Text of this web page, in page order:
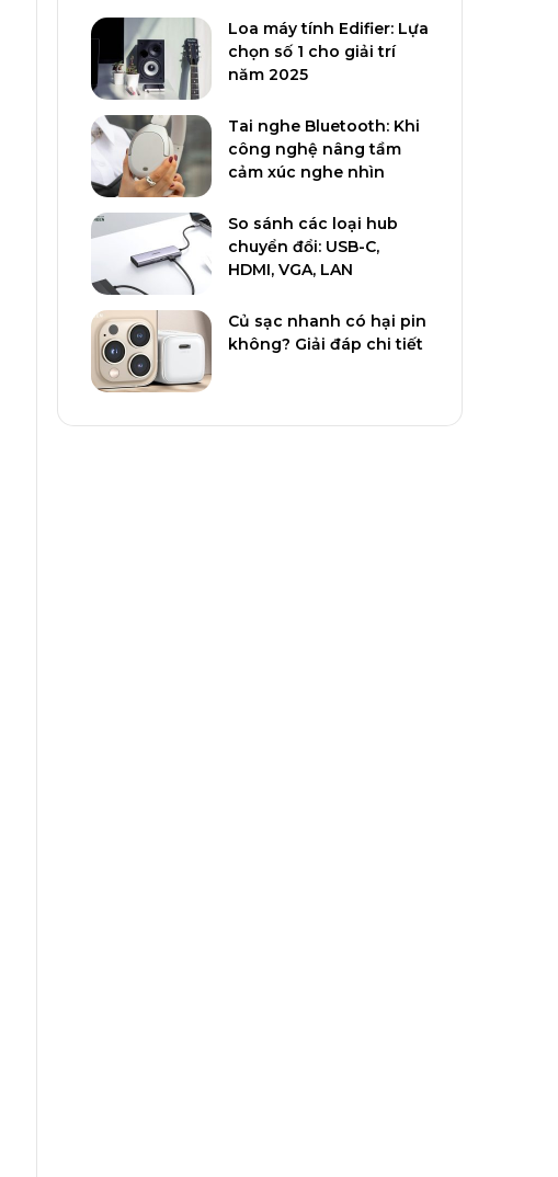
Loa máy tính Edifier: Lựa
chọn số 1 cho giải trí
năm 2025
Tai nghe Bluetooth: Khi
công nghệ nâng tầm
cảm xúc nghe nhìn
So sánh các loại hub
chuyển đổi: USB-C,
HDMI, VGA, LAN
Củ sạc nhanh có hại pin
không? Giải đáp chi tiết